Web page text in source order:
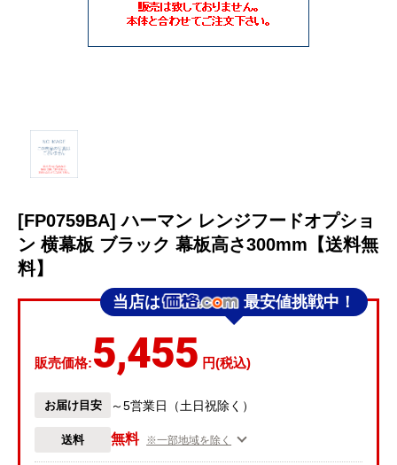
[FP0759BA] ハーマン レンジフードオプショ
ン 横幕板 ブラック 幕板高さ300mm【送料無
料】
当店は 最安値挑戦中！
販売価格:5,455 円(税込)
お届け目安 ～5営業日（土日祝除く）
送料 無料 ※一部地域を除く